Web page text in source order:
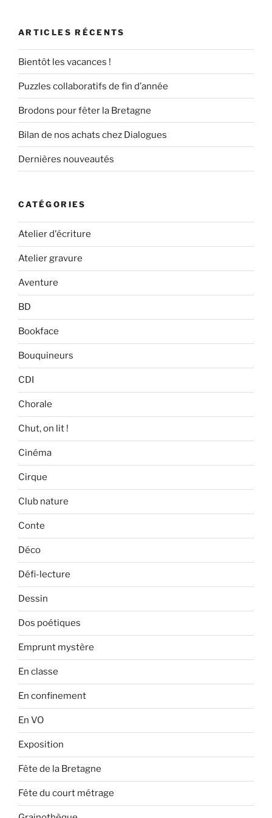
ARTICLES RÉCENTS
Bientôt les vacances !
Puzzles collaboratifs de fin d’année
Brodons pour fêter la Bretagne
Bilan de nos achats chez Dialogues
Dernières nouveautés
CATÉGORIES
Atelier d'écriture
Atelier gravure
Aventure
BD
Bookface
Bouquineurs
CDI
Chorale
Chut, on lit !
Cinéma
Cirque
Club nature
Conte
Déco
Défi-lecture
Dessin
Dos poétiques
Emprunt mystère
En classe
En confinement
En VO
Exposition
Fête de la Bretagne
Fête du court métrage